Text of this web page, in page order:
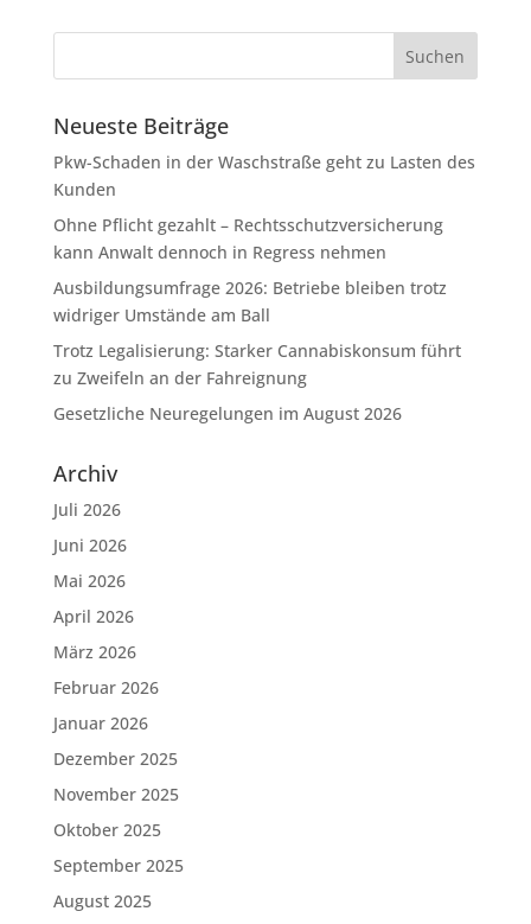
Neueste Beiträge
Pkw-Schaden in der Waschstraße geht zu Lasten des
Kunden
Ohne Pflicht gezahlt – Rechtsschutzversicherung
kann Anwalt dennoch in Regress nehmen
Ausbildungsumfrage 2026: Betriebe bleiben trotz
widriger Umstände am Ball
Trotz Legalisierung: Starker Cannabiskonsum führt
zu Zweifeln an der Fahreignung
Gesetzliche Neuregelungen im August 2026
Archiv
Juli 2026
Juni 2026
Mai 2026
April 2026
März 2026
Februar 2026
Januar 2026
Dezember 2025
November 2025
Oktober 2025
September 2025
August 2025